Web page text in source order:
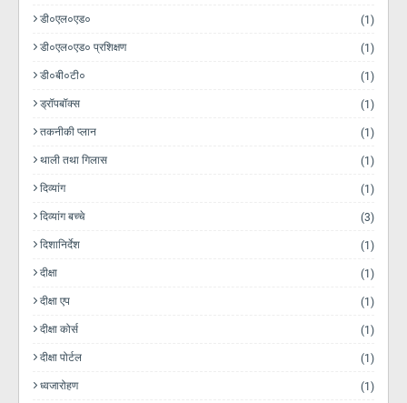
डी०एल०एड० (1)
डी०एल०एड० प्रशिक्षण (1)
डी०बी०टी० (1)
ड्रॉपबॉक्स (1)
तकनीकी प्लान (1)
थाली तथा गिलास (1)
दिव्यांग (1)
दिव्यांग बच्चे (3)
दिशानिर्देश (1)
दीक्षा (1)
दीक्षा एप (1)
दीक्षा कोर्स (1)
दीक्षा पोर्टल (1)
ध्वजारोहण (1)